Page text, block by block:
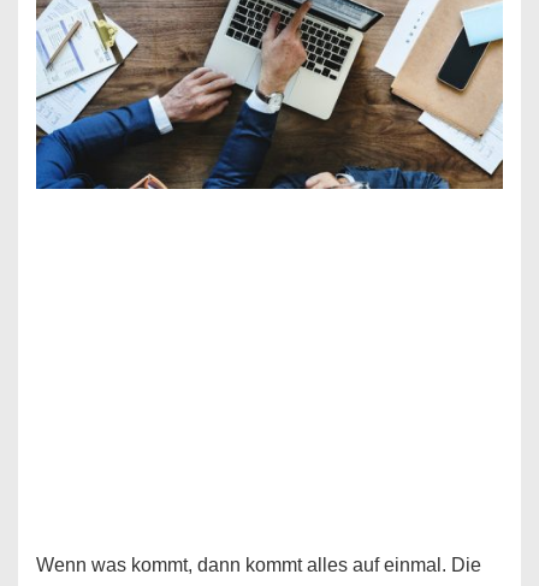
Wenn was kommt, dann kommt alles auf einmal. Die